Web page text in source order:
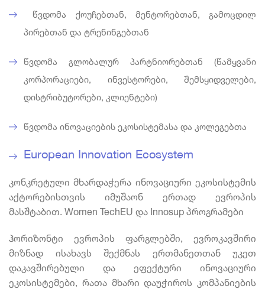
წვდომა ქოუჩებთან, მენტორებთან, გამოცდილ
პირებთან და ტრენინგებთან
წვდომა გლობალურ პარტნიორებთან (წამყვანი
კორპორაციები, ინვესტორები, შემსყიდველები,
დისტრიბუტორები, კლიენტები)
წვდომა ინოვაციების ეკოსისტემასა და კოლეგებთა
European Innovation Ecosystem
კონკრეტული მხარდაჭერა ინოვაციური ეკოსისტემის
აქტორებისთვის იმუშაონ ერთად ევროპის
მასშტაბით. Women TechEU და Innosup პროგრამები
ჰორიზონტი ევროპის ფარგლებში, ევროკავშირი
მიზნად ისახავს შექმნას ერთმანეთთან უკეთ
დაკავშირებული და ეფექტური ინოვაციური
ეკოსისტემები, რათა მხარი დაუჭიროს კომპანიების